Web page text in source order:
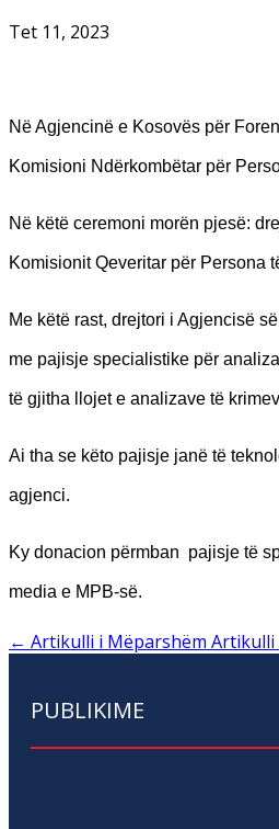
Tet 11, 2023
Në Agjencinë e Kosovës për
Komisioni Ndërkombëtar për
Në këtë ceremoni morën pjesë:
Komisionit Qeveritar për Persona
Me këtë rast, drejtori i Agjencisë
me pajisje specialistike për
të gjitha llojet e analizave të
Ai tha se këto pajisje janë të
agjenci.
Ky donacion përmban pajisje të
media e MPB-së.
← Artikulli i Mëparshëm Artikulli
PUBLIKIME